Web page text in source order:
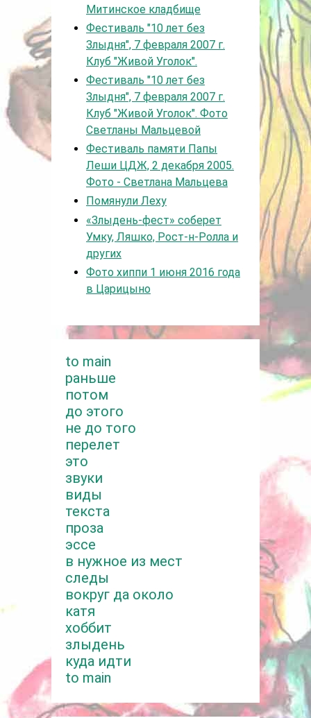
Митинское кладбище
Фестиваль "10 лет без
Злыдня", 7 февраля 2007 г.
Клуб "Живой Уголок".
Фестиваль "10 лет без
Злыдня", 7 февраля 2007 г.
Клуб "Живой Уголок". Фото
Светланы Мальцевой
Фестиваль памяти Папы
Леши ЦДЖ, 2 декабря 2005.
Фото - Светлана Мальцева
Помянули Леху
«Злыдень-фест» соберет
Умку, Ляшко, Рост-н-Ролла и
других
Фото хиппи 1 июня 2016 года
в Царицыно
to main
раньше
потом
до этого
не до того
перелет
это
звуки
виды
текста
проза
эссе
в нужное из мест
следы
вокруг да около
катя
хоббит
злыдень
куда идти
to main